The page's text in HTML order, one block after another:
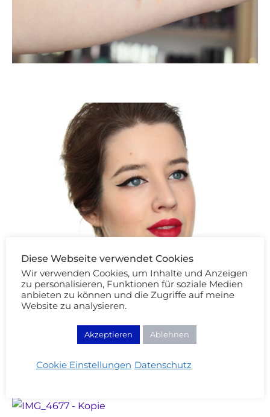
Diese Webseite verwendet Cookies
Wir verwenden Cookies, um Inhalte und Anzeigen
zu personalisieren, Funktionen für soziale Medien
anbieten zu können und die Zugriffe auf meine
Website zu analysieren.
Akzeptieren Ablehnen
Cookie Einstellungen Datenschutz